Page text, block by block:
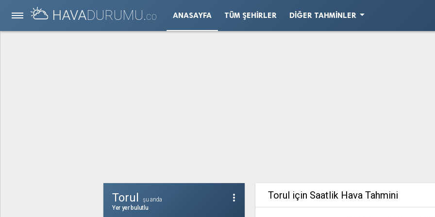
HAVADURUMU.CO ANASAYFA TÜM ŞEHIRLER DIĞER TAHMINLERarrow_drop_down
more_vert
Torul
şu anda
Yer yer bulutlu
Torul için Saatlik Hava Tahmini